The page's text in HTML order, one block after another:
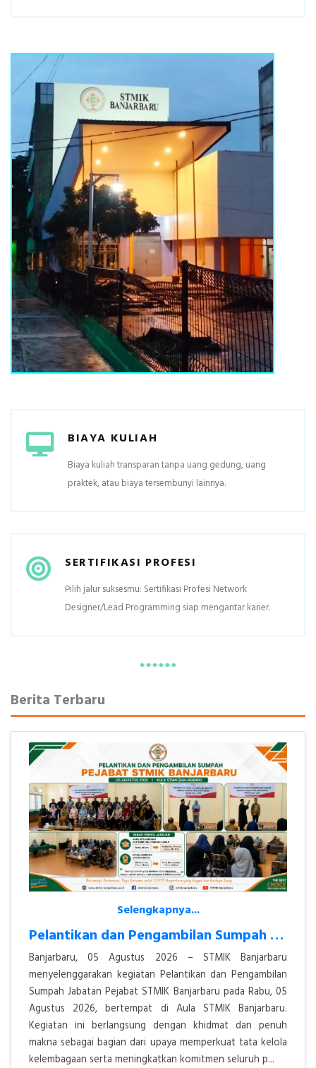
BIAYA KULIAH
Biaya kuliah transparan tanpa uang gedung, uang
praktek, atau biaya tersembunyi lainnya.
SERTIFIKASI PROFESI
Pilih jalur suksesmu: Sertifikasi Profesi Network
Designer/Lead Programming siap mengantar karier.
Berita Terbaru
Selengkapnya...
Pelantikan dan Pengambilan Sumpah Jabatan Pejabat STMIK Banjarbaru Ber
Banjarbaru, 05 Agustus 2026 – STMIK Banjarbaru
menyelenggarakan kegiatan Pelantikan dan Pengambilan
Sumpah Jabatan Pejabat STMIK Banjarbaru pada Rabu, 05
Agustus 2026, bertempat di Aula STMIK Banjarbaru.
Kegiatan ini berlangsung dengan khidmat dan penuh
makna sebagai bagian dari upaya memperkuat tata kelola
kelembagaan serta meningkatkan komitmen seluruh p...